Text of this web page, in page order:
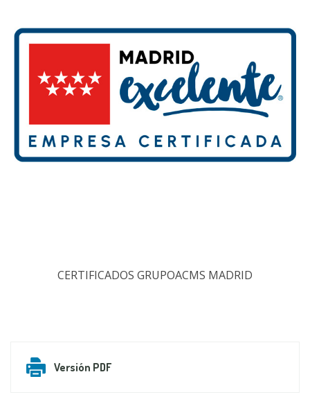
CERTIFICADOS GRUPOACMS MADRID
Versión PDF